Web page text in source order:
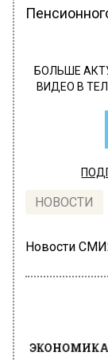
БОЛЬШЕ
ВИДЕО В
НОВОСТИ
Новости
Россиян